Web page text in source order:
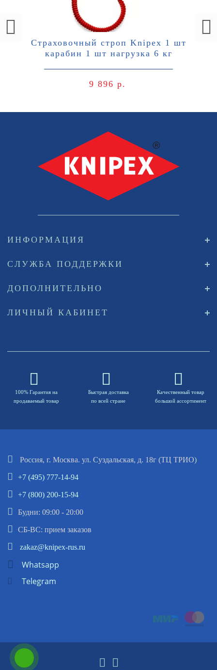
Страховочный строп Knipex 1 шт
карабин 1 шт нагрузка 6 кг
9 896 р.
ИНФОРМАЦИЯ
СЛУЖБА ПОДДЕРЖКИ
ДОПОЛНИТЕЛЬНО
ЛИЧНЫЙ КАБИНЕТ
100% Гарантия на
продаваемый товар
Быстрая доставка
по всей стране
Качественный товар
большой ассортимент
Россия, г. Москва. ул. Суздальская, д. 18г (ТЦ ТРИО)
+7 (495) 777-14-94
+7 (800) 200-15-94
Будни: 09:00 - 20:00
СБ-ВС: прием заказов
zakaz@knipex-rus.ru
Whatsapp
Telegram